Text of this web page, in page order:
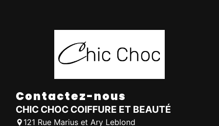
Contactez-nous
CHIC CHOC COIFFURE ET BEAUTÉ
121 Rue Marius et Ary Leblond